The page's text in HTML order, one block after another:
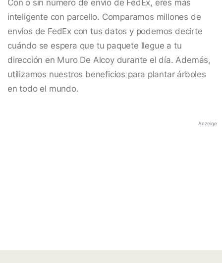
Con o sin número de envío de FedEx, eres más
inteligente con parcello. Comparamos millones de
envíos de FedEx con tus datos y podemos decirte
cuándo se espera que tu paquete llegue a tu
dirección en Muro De Alcoy durante el día. Además,
utilizamos nuestros beneficios para plantar árboles
en todo el mundo.
Anzeige